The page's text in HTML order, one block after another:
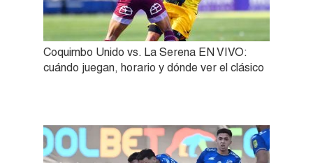
Coquimbo Unido vs. La Serena EN VIVO:
cuándo juegan, horario y dónde ver el clásico